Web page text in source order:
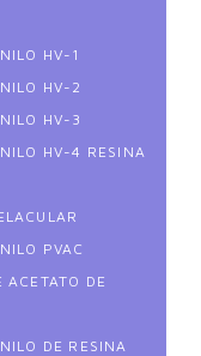
HV-1
HV-2
HV-3
HV-4 RESINA
PVAC
DE
DE RESINA